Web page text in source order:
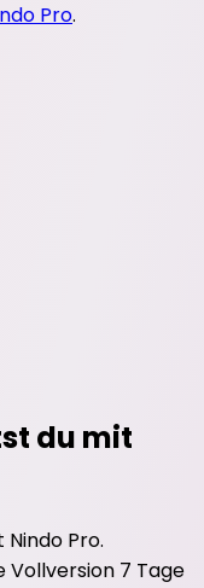
Pro.
du mit
Pro.
Vollversion 7 Tage